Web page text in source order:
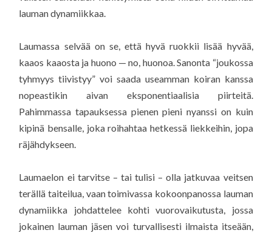
lauman dynamiikkaa.
Laumassa selvää on se, että hyvä ruokkii lisää hyvää,
kaaos kaaosta ja huono — no, huonoa. Sanonta “joukossa
tyhmyys tiivistyy” voi saada useamman koiran kanssa
nopeastikin aivan eksponentiaalisia piirteitä.
Pahimmassa tapauksessa pienen pieni nyanssi on kuin
kipinä bensalle, joka roihahtaa hetkessä liekkeihin, jopa
räjähdykseen.
Laumaelon ei tarvitse – tai tulisi – olla jatkuvaa veitsen
terällä taiteilua, vaan toimivassa kokoonpanossa lauman
dynamiikka johdattelee kohti vuorovaikutusta, jossa
jokainen lauman jäsen voi turvallisesti ilmaista itseään,